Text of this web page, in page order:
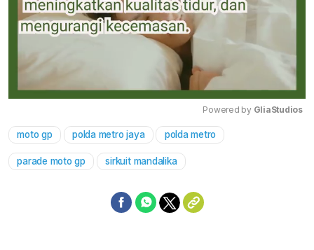
Powered by GliaStudios
moto gp polda metro jaya polda metro
parade moto gp sirkuit mandalika